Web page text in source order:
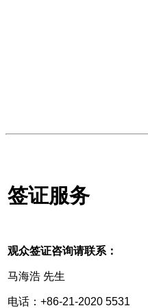
签证服务
观众签证咨询请联系：
马海浩 先生
电话：+86-21-2020 5531